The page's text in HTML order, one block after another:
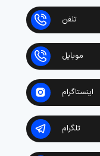
تلفن
موبایل
اینستاگرام
تلگرام